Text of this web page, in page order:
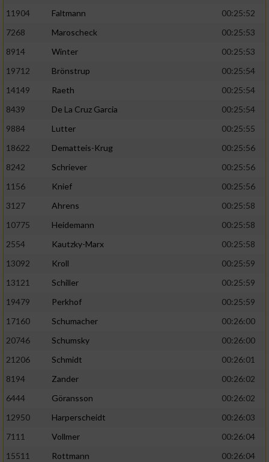
11904
Faltmann
00:25:52
7268
Maroscheck
00:25:53
8914
Winter
00:25:53
19712
Brönstrup
00:25:54
14149
Raeth
00:25:54
8439
De La Cruz Garcia
00:25:54
9884
Lutter
00:25:55
18622
Dematteis-Krug
00:25:56
8242
Schriever
00:25:56
1156
Knief
00:25:56
3127
Ahrens
00:25:58
10775
Heidemann
00:25:58
2554
Kautzky-Marx
00:25:58
13092
Kroll
00:25:59
13121
Schiller
00:25:59
19479
Perkhof
00:25:59
17160
Schumacher
00:26:00
20746
Schumsky
00:26:00
21206
Schmidt
00:26:01
8194
Zander
00:26:02
6444
Göransson
00:26:02
12950
Harperscheidt
00:26:03
7111
Vollmer
00:26:04
15511
Rottmann
00:26:04
personalisierter Werbung
von Inhalten
personalisierter Inhalte
Analyse von Zielgruppen durch Statistiken
verschiedenen Quellen
Verwendung reduzierter Daten zur Auswahl
IAB-Besonderheiten:
Verwendung genauer Standortdaten
Informationen identifizieren